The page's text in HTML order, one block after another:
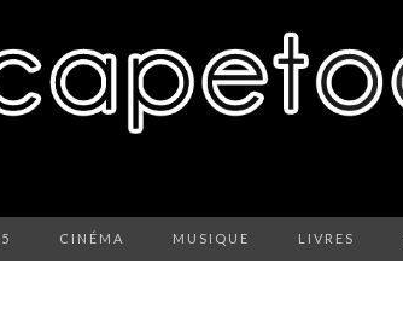
CINÉMA MUSIQUE LIVRES